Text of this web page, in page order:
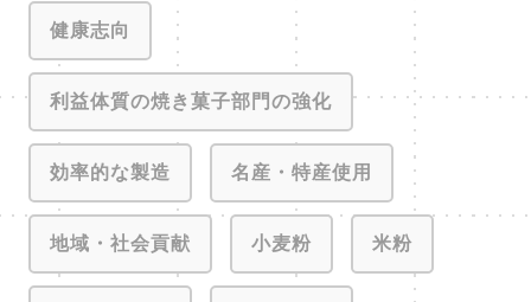
健康志向
利益体質の焼き菓子部門の強化
効率的な製造 名産・特産使用
地域・社会貢献 小麦粉 米粉